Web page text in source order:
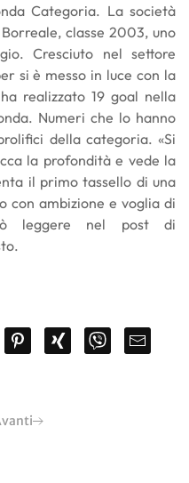
Categoria. La società
classe 2003, uno
Cresciuto nel settore
si è messo in luce con la
realizzato 19 goal nella
Numeri che lo hanno
della categoria. «Si
la profondità e vede la
il primo tassello di una
con ambizione e voglia di
leggere nel post di